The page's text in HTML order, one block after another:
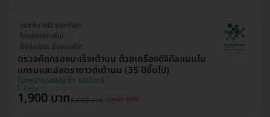
จองกับ HD ราคาดีสุด
โอนจ่ายลดเพิ่ม!
ยิ่งซื้อเยอะ ยิ่งลดเพิ่ม!
ตรวจคัดกรองมะเร็งเต้านม ด้วยเครื่องดิจิทัลแมมโม
แกรมและอัลตราซาวด์เต้านม (35 ปีขึ้นไป)
โรงพยาบาลพญาไท นวมินทร์
บึงกุ่ม
1,900 บาท6,000 บาท ประหยัด 68%